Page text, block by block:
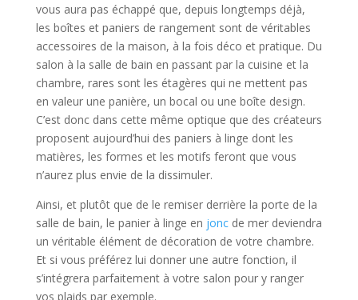
vous aura pas échappé que, depuis longtemps déjà,
les boîtes et paniers de rangement sont de véritables
accessoires de la maison, à la fois déco et pratique. Du
salon à la salle de bain en passant par la cuisine et la
chambre, rares sont les étagères qui ne mettent pas
en valeur une panière, un bocal ou une boîte design.
C’est donc dans cette même optique que des créateurs
proposent aujourd’hui des paniers à linge dont les
matières, les formes et les motifs feront que vous
n’aurez plus envie de la dissimuler.
Ainsi, et plutôt que de le remiser derrière la porte de la
salle de bain, le panier à linge en joncde mer deviendra
un véritable élément de décoration de votre chambre.
Et si vous préférez lui donner une autre fonction, il
s’intégrera parfaitement à votre salon pour y ranger
vos plaids par exemple.